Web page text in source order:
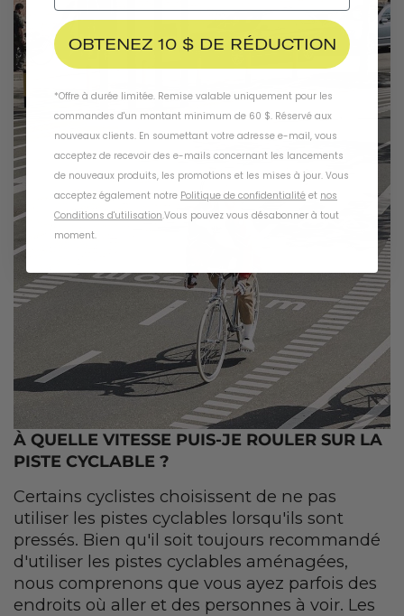
À QUELLE VITESSE PUIS-JE ROULER SUR LA
PISTE CYCLABLE ?
Certains cyclistes choisissent de ne pas
utiliser les pistes cyclables lorsqu'ils sont
pressés. Bien qu'il soit toujours recommandé
d'utiliser les pistes cyclables aménagées,
nous comprenons que vous ayez parfois des
endroits où aller et des personnes à voir. Les
OBTENEZ 10 $ DE RÉDUCTION
*Offre à durée limitée. Remise valable uniquement pour les
commandes d'un montant minimum de 60 $. Réservé aux
nouveaux clients. En soumettant votre adresse e-mail, vous
acceptez de recevoir des e-mails concernant les lancements
de nouveaux produits, les promotions et les mises à jour. Vous
acceptez également notre Politique de confidentialité et nos
Conditions d'utilisation.Vous pouvez vous désabonner à tout
moment.